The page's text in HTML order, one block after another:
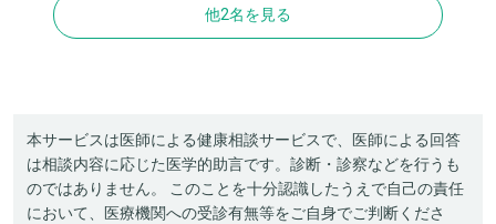
他2名を見る
本サービスは医師による健康相談サービスで、医師による回答
は相談内容に応じた医学的助言です。診断・診察などを行うも
のではありません。 このことを十分認識したうえで自己の責任
において、医療機関への受診有無等をご自身でご判断くださ